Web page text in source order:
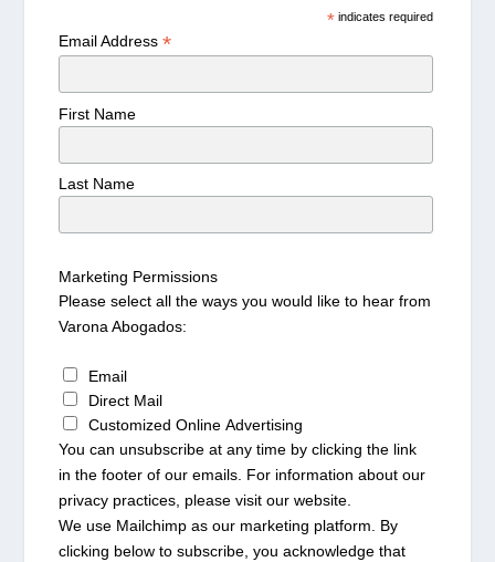
*indicates required
Email Address*
First Name
Last Name
Marketing Permissions
Please select all the ways you would like to hear from
Varona Abogados:
Email
Direct Mail
Customized Online Advertising
You can unsubscribe at any time by clicking the link
in the footer of our emails. For information about our
privacy practices, please visit our website.
We use Mailchimp as our marketing platform. By
clicking below to subscribe, you acknowledge that